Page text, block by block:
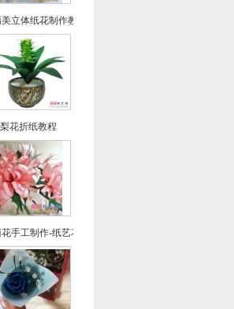
立体纸花制作教程
花折纸教程
手工制作-纸艺花制作教程